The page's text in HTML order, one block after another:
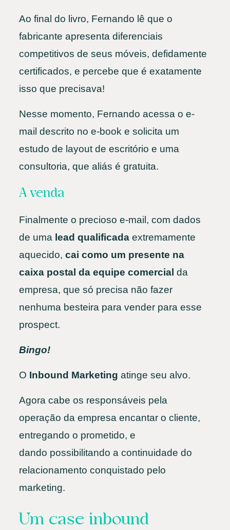
Ao final do livro, Fernando lê que o
fabricante apresenta diferenciais
competitivos de seus móveis, defidamente
certificados, e percebe que é exatamente
isso que precisava!
Nesse momento, Fernando acessa o e-
mail descrito no e-book e solicita um
estudo de layout de escritório e uma
consultoria, que aliás é gratuita.
A venda
Finalmente o precioso e-mail, com dados
de uma lead qualificadaextremamente
aquecido, cai como um presente na
caixa postal da equipe comercial da
empresa, que só precisa não fazer
nenhuma besteira para vender para esse
prospect.
Bingo!
O Inbound Marketing atinge seu alvo.
Agora cabe os responsáveis pela
operação da empresa encantar o cliente,
entregando o prometido, e
dando possibilitando a continuidade do
relacionamento conquistado pelo
marketing.
Um case inbound